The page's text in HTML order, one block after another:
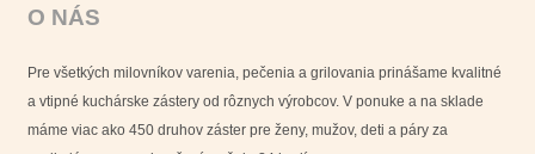
O NÁS
Pre všetkých milovníkov varenia, pečenia a grilovania prinášame kvalitné
a vtipné kuchárske zástery od rôznych výrobcov. V ponuke a na sklade
máme viac ako 450 druhov záster pre ženy, mužov, deti a páry za